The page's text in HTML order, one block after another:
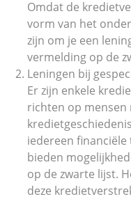
Omdat de
vorm van het
zijn om je een
vermelding op de
Leningen bij
Er zijn enkele
richten op mensen
iedereen financiële
bieden
op de zwarte lijst.
deze